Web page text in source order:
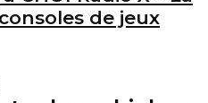
de jeux